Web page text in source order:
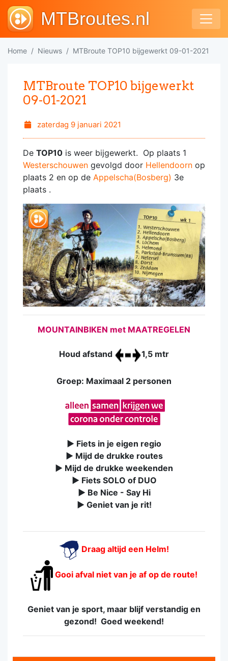
MTBroutes.nl
Home Nieuws MTBroute TOP10 bijgewerkt 09-01-2021
MTBroute TOP10 bijgewerkt
09-01-2021
zaterdag 9 januari 2021
De TOP10 is weer bijgewerkt. Op plaats 1
Westerschouwen gevolgd door Hellendoorn op
plaats 2 en op de Appelscha(Bosberg) 3e
plaats .
MOUNTAINBIKEN met MAATREGELEN
Houd afstand 1,5 mtr
Groep: Maximaal 2 personen
► Fiets in je eigen regio
► Mijd de drukke routes
► Mijd de drukke weekenden
► Fiets SOLO of DUO
► Be Nice - Say Hi
► Geniet van je rit!
Draag altijd een Helm!
Gooi afval niet van je af op de route!
Geniet van je sport, maar blijf verstandig en
gezond! Goed weekend!